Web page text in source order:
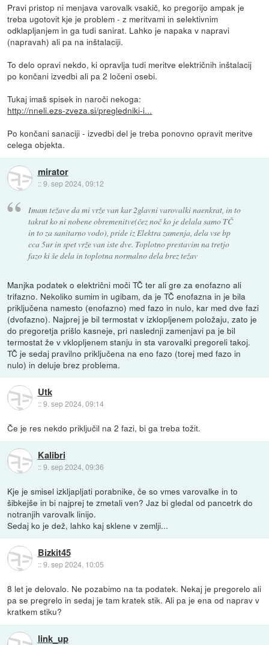
Pravi pristop ni menjava varovalk vsakič, ko pregorijo ampak je
treba ugotovit kje je problem - z meritvami in selektivnim
odklapljanjem in ga tudi sanirat. Lahko je napaka v napravi
(napravah) ali pa na inštalaciji.
To delo opravi nekdo, ki opravlja tudi meritve električnih inštalacij
po končani izvedbi ali pa 2 ločeni osebi.
Tukaj imaš spisek in naroči nekoga:
http://nneli.ezs-zveza.si/pregledniki-i...
Po končani sanaciji - izvedbi del je treba ponovno opravit meritve
celega objekta.
mirator
::9. sep 2024, 09:12
Imam težave da mi vrže van kar 2glavni varovalki naenkrat, in to
takrat ko ni nobene obremenitve(čez noč ko je delala samo TČ
in to za sanitarno vodo), pride iz Elektra zamenja, dela vse bp
cca 5ur in spet vrže van iste dve. Toplotno prestavim na tretjo
fazo ki še dela in toplotna normalno dela brez težav
Manjka podatek o električni moči TČ ter ali gre za enofazno ali
trifazno. Nekoliko sumim in ugibam, da je TČ enofazna in je bila
priključena namesto (enofazno) med fazo in nulo, kar med dve fazi
(dvofazno). Najprej je bil termostat v izklopljenem položaju, zato je
do pregoretja prišlo kasneje, pri naslednji zamenjavi pa je bil
termostat že v vklopljenem stanju in sta varovalki pregoreli takoj.
TČ je sedaj pravilno priključena na eno fazo (torej med fazo in
nulo) in deluje brez problema.
Utk
::9. sep 2024, 09:14
Če je res nekdo priključil na 2 fazi, bi ga treba tožit.
Kalibri
::9. sep 2024, 09:36
Kje je smisel izkljapljati porabnike, če so vmes varovalke in to
šibkejše in bi najprej te zmetali ven? Jaz bi gledal od pancetrk do
notranjih varovalk linijo.
Sedaj ko je dež, lahko kaj sklene v zemlji...
Bizkit45
::9. sep 2024, 10:05
8 let je delovalo. Ne pozabimo na ta podatek. Nekaj je pregorelo ali
pa se pregrelo in sedaj je tam kratek stik. Ali pa je ena od naprav v
kratkem stiku?
link_up